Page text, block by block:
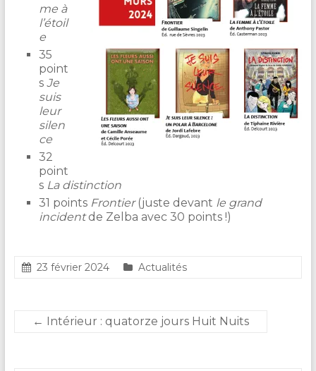
me à
l’étoil
e
35
point
s Je
suis
leur
silen
ce
32
point
s La distinction
31 points Frontier(juste devant le grand
incidentde Zelba avec 30 points !)
23 février 2024 Actualités
← Intérieur : quatorze jours Huit Nuits